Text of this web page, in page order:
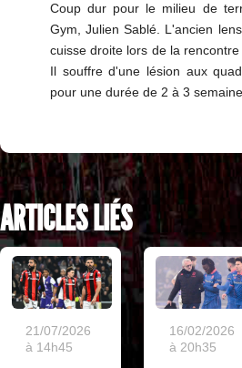
Coup dur pour le milieu de
Gym, Julien Sablé. L'ancien
cuisse droite lors de la
Il souffre d'une lésion aux
pour une durée de 2 à 3
ARTICLES LIÉS
21/07/2026
à 14h45
16/02/2026
à 20h35